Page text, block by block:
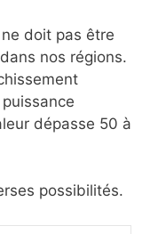
doit pas être
nos régions.
dépasse 50 à
possibilités.